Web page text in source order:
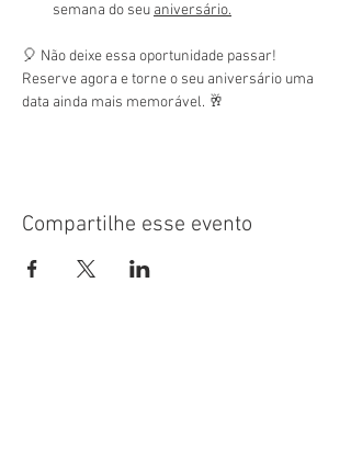
semana do seu aniversário.
🎈 Não deixe essa oportunidade passar!
Reserve agora e torne o seu aniversário uma
data ainda mais memorável. 🥂
Compartilhe esse evento